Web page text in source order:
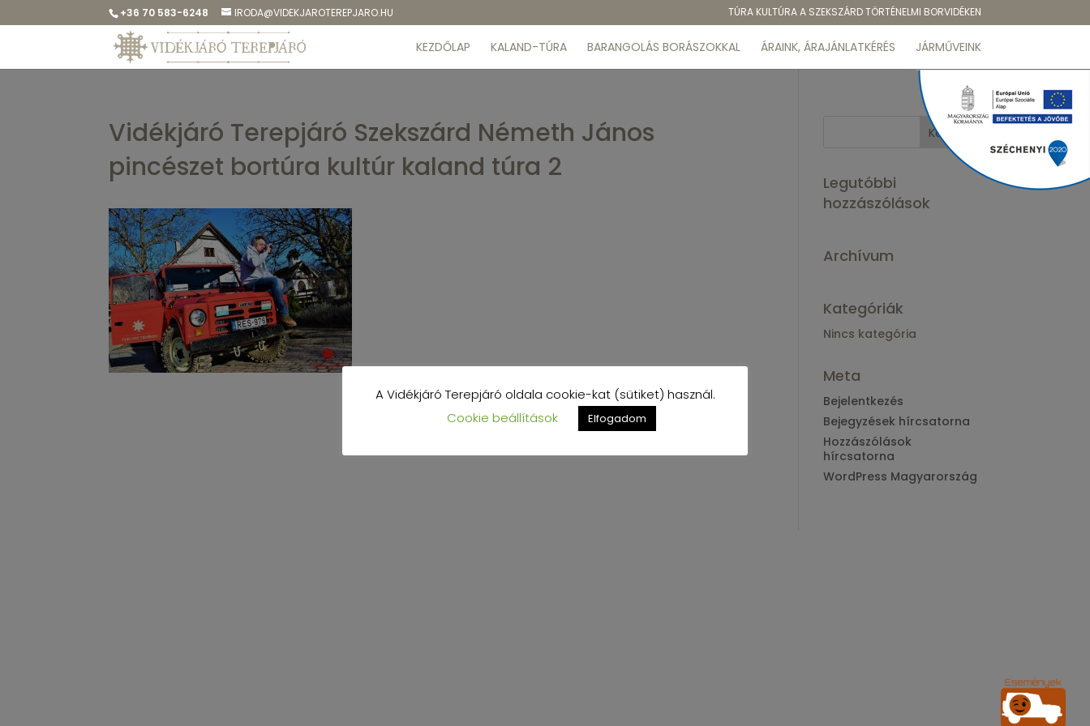
+36 70 583-6248 IRODA@VIDEKJAROTEREPJARO.HU TÚRA KULTÚRA A SZEKSZÁRD TÖRTÉNELMI BORVIDÉKEN
KEZDŐLAP KALAND-TÚRA BARANGOLÁS BORÁSZOKKAL ÁRAINK, ÁRAJÁNLATKÉRÉS JÁRMŰVEINK
Vidékjáró Terepjáró Szekszárd Németh János
pincészet bortúra kultúr kaland túra 2
Legutóbbi
hozzászólások
Archívum
Kategóriák
Nincs kategória
Meta
Bejelentkezés
Bejegyzések hírcsatorna
Hozzászólások
hírcsatorna
WordPress Magyarország
A Vidékjáró Terepjáró oldala cookie-kat (sütiket) használ.
Cookie beállítások
Elfogadom